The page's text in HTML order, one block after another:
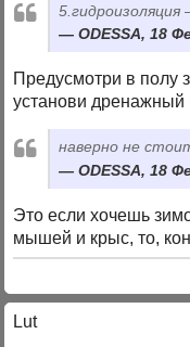
ODESSA, 18
Предусмотри в полу
установи дренажный
наверно не
ODESSA, 18
Это если хочешь
мышей и крыс, то,
Lut